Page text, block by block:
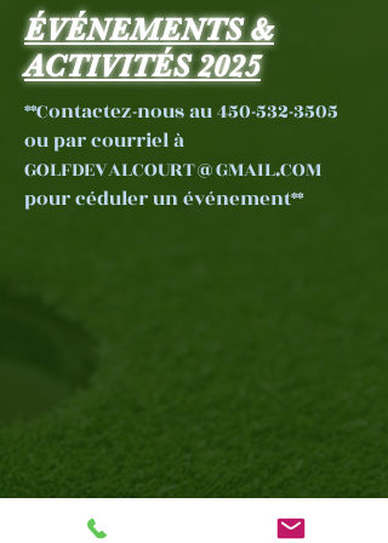
ÉVÉNEMENTS &
ACTIVITÉS 2025
**Contactez-nous au450-532-3505
ou par courriel à
GOLFDEVALCOURT@GMAIL.COM
pour céduler un événement**